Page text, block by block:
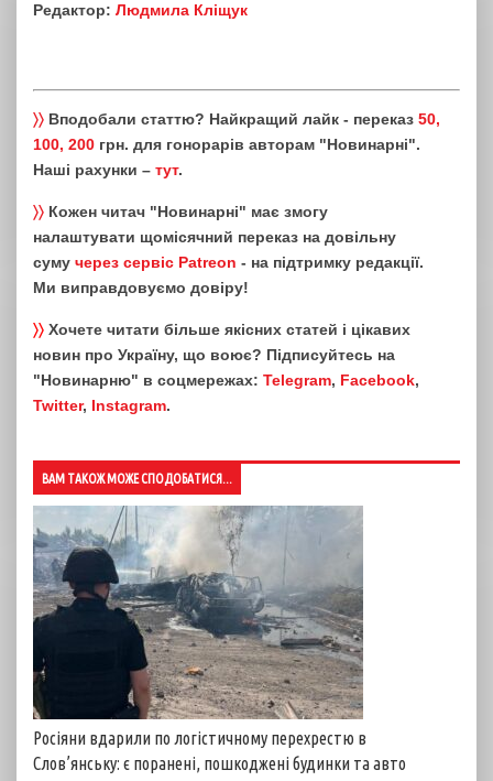
Редактор: Людмила Кліщук
〉〉 Вподобали статтю? Найкращий лайк - переказ 50,
100, 200 грн. для гонорарів авторам "Новинарні".
Наші рахунки – тут.
〉〉 Кожен читач "Новинарні" має змогу
налаштувати щомісячний переказ на довільну
суму через сервіс Patreon - на підтримку редакції.
Ми виправдовуємо довіру!
〉〉 Хочете читати більше якісних статей і цікавих
новин про Україну, що воює? Підписуйтесь на
"Новинарню" в соцмережах: Telegram, Facebook,
Twitter, Instagram.
ВАМ ТАКОЖ МОЖЕ СПОДОБАТИСЯ...
Росіяни вдарили по логістичному перехрестю в
Слов’янську: є поранені, пошкоджені будинки та авто